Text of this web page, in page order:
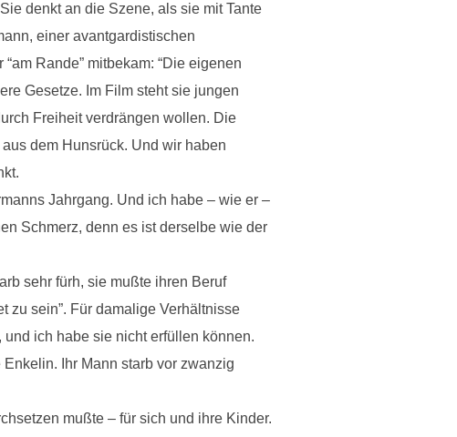
denkt an die Szene, als sie mit Tante
einer avantgardistischen
Rande” mitbekam: “Die eigenen
Gesetze. Im Film steht sie jungen
Freiheit verdrängen wollen. Die
dem Hunsrück. Und wir haben
Jahrgang. Und ich habe – wie er –
Schmerz, denn es ist derselbe wie der
sehr fürh, sie mußte ihren Beruf
zu sein”. Für damalige Verhältnisse
ich habe sie nicht erfüllen können.
Ihr Mann starb vor zwanzig
mußte – für sich und ihre Kinder.